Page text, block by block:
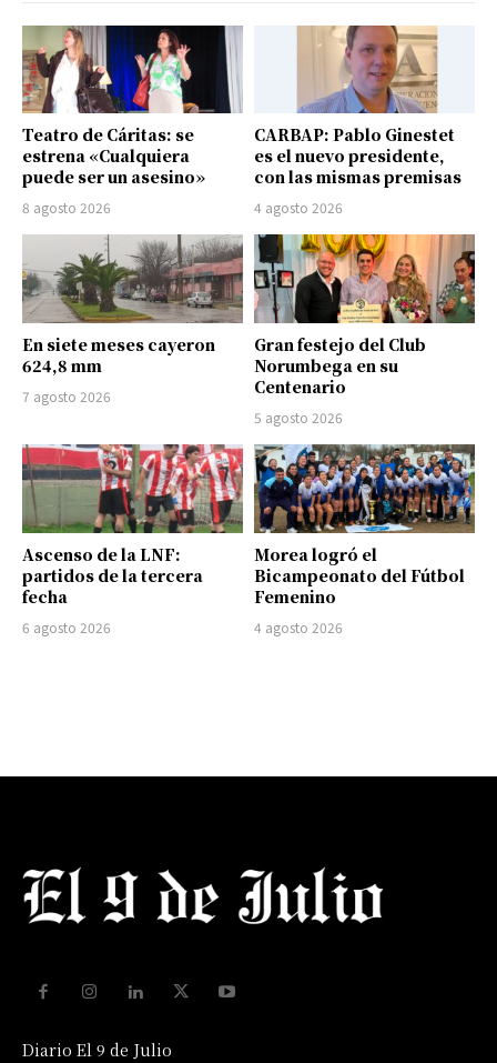
Teatro de Cáritas: se
estrena «Cualquiera
puede ser un asesino»
8 agosto 2026
CARBAP: Pablo Ginestet
es el nuevo presidente,
con las mismas premisas
4 agosto 2026
En siete meses cayeron
624,8 mm
7 agosto 2026
Gran festejo del Club
Norumbega en su
Centenario
5 agosto 2026
Ascenso de la LNF:
partidos de la tercera
fecha
6 agosto 2026
Morea logró el
Bicampeonato del Fútbol
Femenino
4 agosto 2026
Diario El 9 de Julio